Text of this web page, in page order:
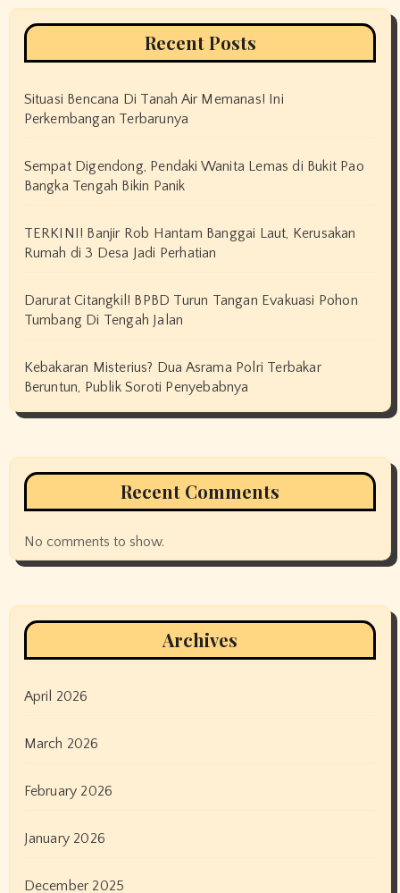
Recent Posts
Situasi Bencana Di Tanah Air Memanas! Ini
Perkembangan Terbarunya
Sempat Digendong, Pendaki Wanita Lemas di Bukit Pao
Bangka Tengah Bikin Panik
TERKINI! Banjir Rob Hantam Banggai Laut, Kerusakan
Rumah di 3 Desa Jadi Perhatian
Darurat Citangkil! BPBD Turun Tangan Evakuasi Pohon
Tumbang Di Tengah Jalan
Kebakaran Misterius? Dua Asrama Polri Terbakar
Beruntun, Publik Soroti Penyebabnya
Recent Comments
No comments to show.
Archives
April 2026
March 2026
February 2026
January 2026
December 2025